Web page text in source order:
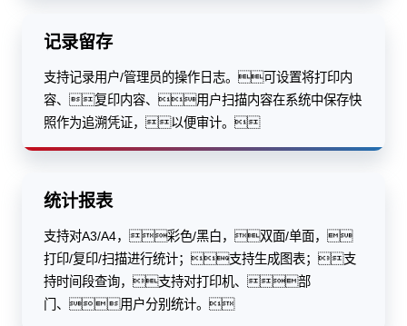
记录留存
支持记录用户/管理员的操作日志。可设置将打印内
容、复印内容、用户扫描内容在系统中保存快
照作为追溯凭证，以便审计。
统计报表
支持对A3/A4，彩色/黑白，双面/单面，
打印/复印/扫描进行统计；支持生成图表；支
持时间段查询，支持对打印机、部
门、用户分别统计。